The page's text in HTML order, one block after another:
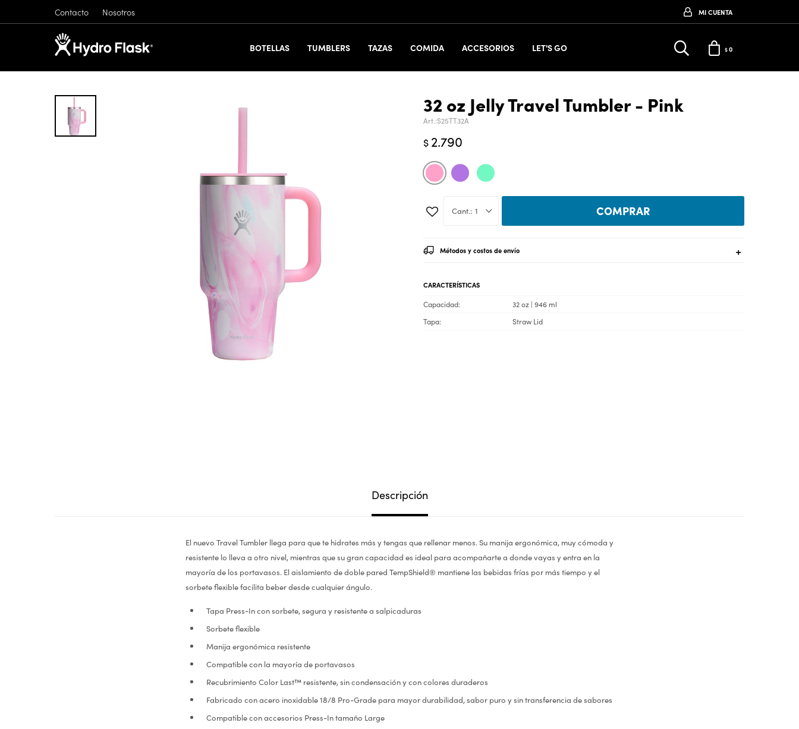
BOTELLAS TUMBLERS TAZAS COMIDA ACCESORIOS LET'S GO $0
Contacto Nosotros
32 oz Jelly Travel Tumbler - Pink
S25TT32A
$ 2.790
1 COMPRAR
Métodos y costos de envío
CARACTERÍSTICAS
Capacidad
32 oz | 946 ml
Tapa
Straw Lid
Descripción
El nuevo Travel Tumbler llega para que te hidrates más y tengas que rellenar menos. Su manija ergonómica, muy cómoda y
resistente lo lleva a otro nivel, mientras que su gran capacidad es ideal para acompañarte a donde vayas y entra en la
mayoría de los portavasos. El aislamiento de doble pared TempShield® mantiene las bebidas frías por más tiempo y el
sorbete flexible facilita beber desde cualquier ángulo.
Tapa Press-In con sorbete, segura y resistente a salpicaduras
Sorbete flexible
Manija ergonómica resistente
Compatible con la mayoría de portavasos
Recubrimiento Color Last™ resistente, sin condensación y con colores duraderos
Fabricado con acero inoxidable 18/8 Pro-Grade para mayor durabilidad, sabor puro y sin transferencia de sabores
Compatible con accesorios Press-In tamaño Large